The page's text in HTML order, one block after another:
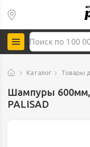
Каталог Товары
Шампуры 600мм,
PALISAD